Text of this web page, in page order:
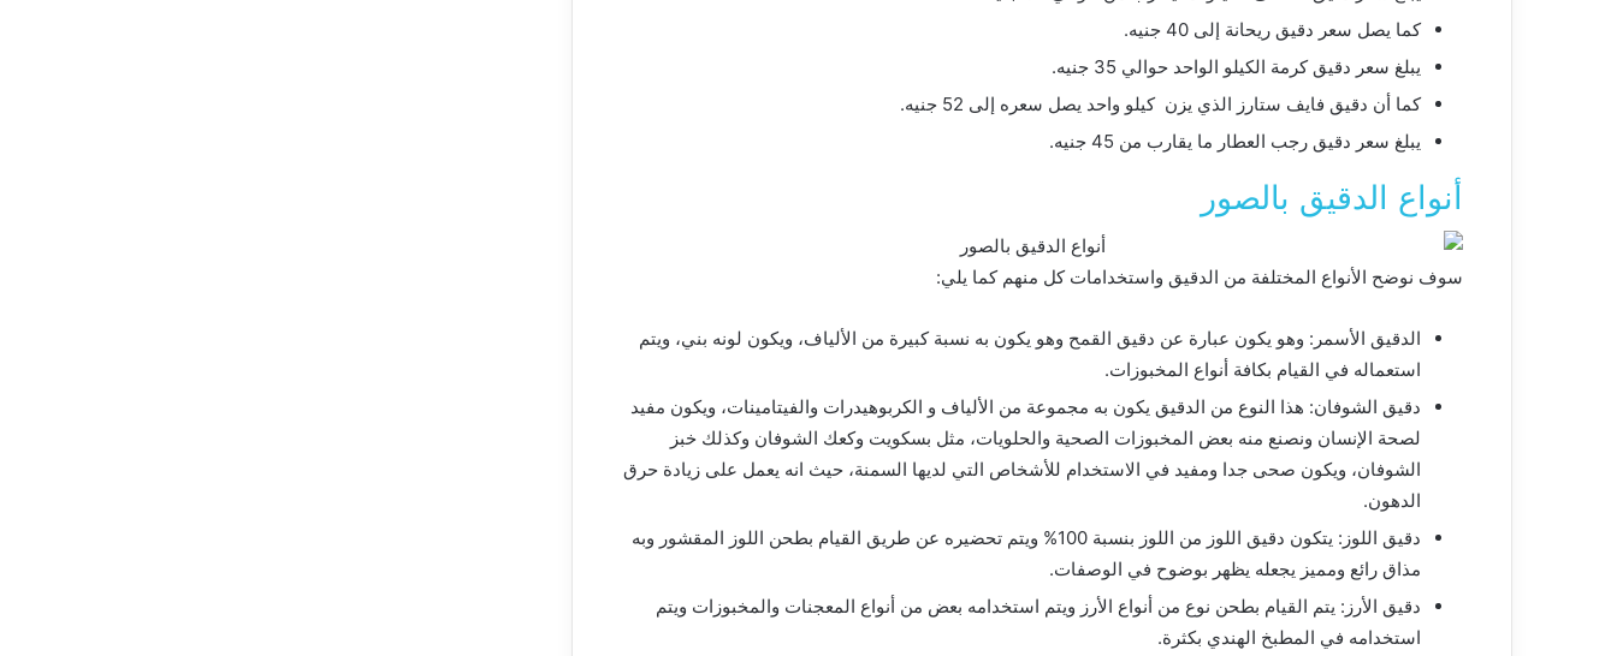
كما يصل سعر دقيق ريحانة إلى 40 جنيه.
يبلغ سعر دقيق كرمة الكيلو الواحد حوالي 35 جنيه.
كما أن دقيق فايف ستارز الذي يزن كيلو واحد يصل سعره إلى 52 جنيه.
يبلغ سعر دقيق رجب العطار ما يقارب من 45 جنيه.
أنواع الدقيق بالصور
سوف نوضح الأنواع المختلفة من الدقيق واستخدامات كل منهم كما يلي:
الدقيق الأسمر: وهو يكون عبارة عن دقيق القمح وهو يكون به نسبة كبيرة من الألياف، ويكون لونه بني، ويتم
استعماله في القيام بكافة أنواع المخبوزات.
دقيق الشوفان: هذا النوع من الدقيق يكون به مجموعة من الألياف و الكربوهيدرات والفيتامينات، ويكون مفيد
لصحة الإنسان ونصنع منه بعض المخبوزات الصحية والحلويات، مثل بسكويت وكعك الشوفان وكذلك خبز
الشوفان، ويكون صحى جدا ومفيد في الاستخدام للأشخاص التي لديها السمنة، حيث انه يعمل على زيادة حرق
الدهون.
دقيق اللوز: يتكون دقيق اللوز من اللوز بنسبة 100% ويتم تحضيره عن طريق القيام بطحن اللوز المقشور وبه
مذاق رائع ومميز يجعله يظهر بوضوح في الوصفات.
دقيق الأرز: يتم القيام بطحن نوع من أنواع الأرز ويتم استخدامه بعض من أنواع المعجنات والمخبوزات ويتم
استخدامه في المطبخ الهندي بكثرة.